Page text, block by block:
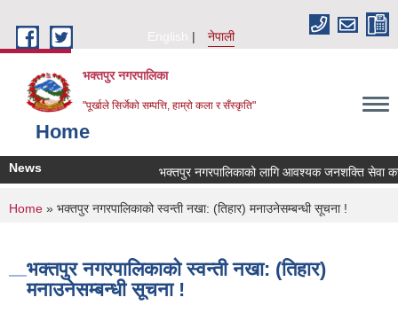
English
नेपाली
भक्तपुर नगरपालिका
"पूर्खाले सिर्जेको सम्पत्ति, हाम्रो कला र सँस्कृति"
Home
News भक्तपुर नगरपालिकाको लागि आवश्यक जनशक्ति सेवा
You are here
Home » भक्तपुर नगरपालिकाको स्वन्ती नखा: (तिहार) मनाउनेसम्बन्धी सूचना !
भक्तपुर नगरपालिकाको स्वन्ती नखा: (तिहार)
मनाउनेसम्बन्धी सूचना !